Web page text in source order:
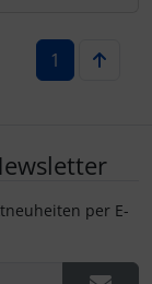
1
per E-